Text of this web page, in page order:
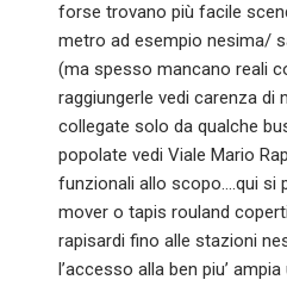
forse trovano più facile
metro ad esempio nesima/
(ma spesso mancano reali
raggiungerle vedi carenza di
collegate solo da qualche
popolate vedi Viale Mario
funzionali allo scopo….qui si
mover o tapis rouland
rapisardi fino alle stazioni
l’accesso alla ben piu’